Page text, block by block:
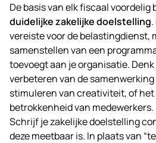
De basis van elk fiscaal
duidelijke zakelijke doelstelling
vereiste voor de belastingdienst,
samenstellen van een
toevoegt aan je organisatie.
verbeteren van de
stimuleren van creativiteit, of
betrokkenheid van medewerkers.
Schrijf je zakelijke doelstelling
deze meetbaar is. In plaats van